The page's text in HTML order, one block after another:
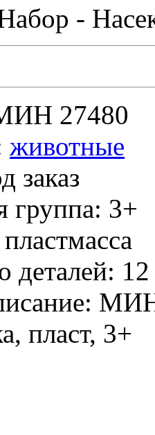
-
27480
животные
заказ
группа: 3+
деталей: 12
пласт, 3+